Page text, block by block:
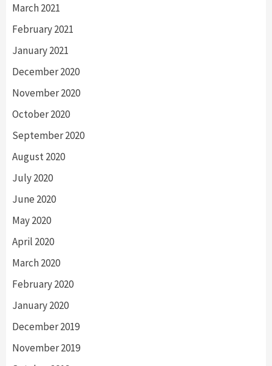
March 2021
February 2021
January 2021
December 2020
November 2020
October 2020
September 2020
August 2020
July 2020
June 2020
May 2020
April 2020
March 2020
February 2020
January 2020
December 2019
November 2019